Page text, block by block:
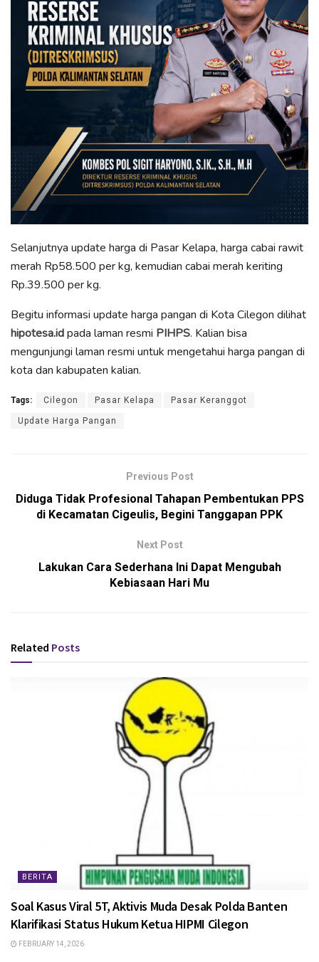
Selanjutnya update harga di Pasar Kelapa, harga cabai rawit
merah Rp58.500 per kg, kemudian cabai merah keriting
Rp.39.500 per kg.
Begitu informasi update harga pangan di Kota Cilegon dilihat
hipotesa.idpada laman resmi PIHPS. Kalian bisa
mengunjungi laman resmi untuk mengetahui harga pangan di
kota dan kabupaten kalian.
Tags: Cilegon Pasar Kelapa Pasar Keranggot
Update Harga Pangan
Previous Post
Diduga Tidak Profesional Tahapan Pembentukan PPS
di Kecamatan Cigeulis, Begini Tanggapan PPK
Next Post
Lakukan Cara Sederhana Ini Dapat Mengubah
Kebiasaan Hari Mu
Related Posts
BERITA
Soal Kasus Viral 5T, Aktivis Muda Desak Polda Banten
Klarifikasi Status Hukum Ketua HIPMI Cilegon
FEBRUARY 14, 2026